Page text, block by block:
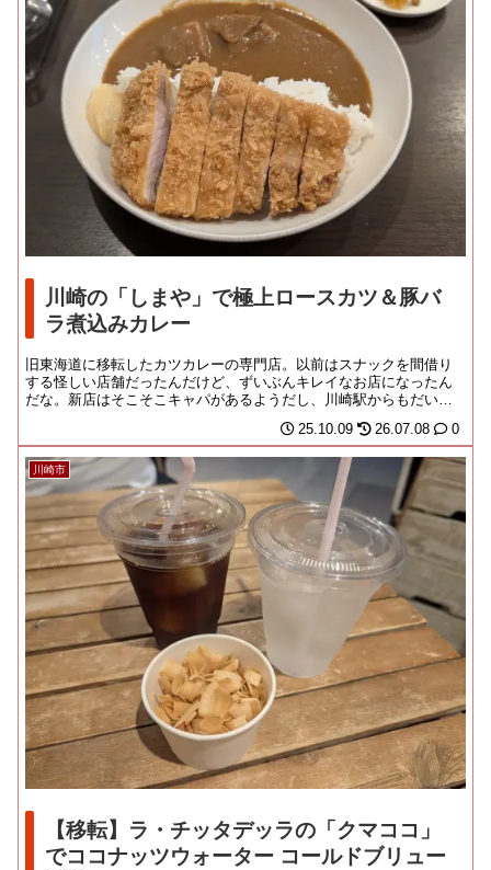
川崎の「しまや」で極上ロースカツ＆豚バ
ラ煮込みカレー
旧東海道に移転したカツカレーの専門店。以前はスナックを間借り
する怪しい店舗だったんだけど、ずいぶんキレイなお店になったん
だな。新店はそこそこキャパがあるようだし、川崎駅からもだいぶ
25.10.09 26.07.08 0
川崎市
【移転】ラ・チッタデッラの「クマココ」
でココナッツウォーター コールドブリュー